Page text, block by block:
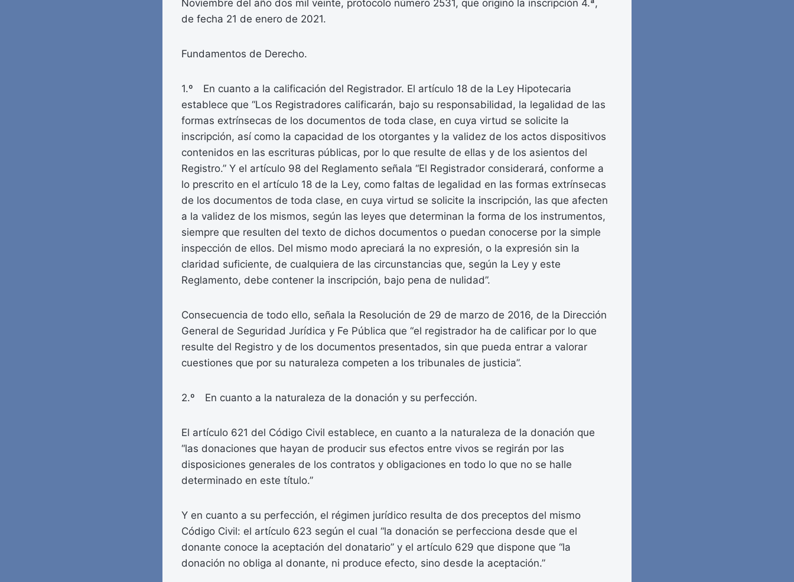
Noviembre del año dos mil veinte, protocolo número 2531, que originó la inscripción 4.ª,
de fecha 21 de enero de 2021.
Fundamentos de Derecho.
1.º En cuanto a la calificación del Registrador. El artículo 18 de la Ley Hipotecaria
establece que “Los Registradores calificarán, bajo su responsabilidad, la legalidad de las
formas extrínsecas de los documentos de toda clase, en cuya virtud se solicite la
inscripción, así como la capacidad de los otorgantes y la validez de los actos dispositivos
contenidos en las escrituras públicas, por lo que resulte de ellas y de los asientos del
Registro.” Y el artículo 98 del Reglamento señala “El Registrador considerará, conforme a
lo prescrito en el artículo 18 de la Ley, como faltas de legalidad en las formas extrínsecas
de los documentos de toda clase, en cuya virtud se solicite la inscripción, las que afecten
a la validez de los mismos, según las leyes que determinan la forma de los instrumentos,
siempre que resulten del texto de dichos documentos o puedan conocerse por la simple
inspección de ellos. Del mismo modo apreciará la no expresión, o la expresión sin la
claridad suficiente, de cualquiera de las circunstancias que, según la Ley y este
Reglamento, debe contener la inscripción, bajo pena de nulidad”.
Consecuencia de todo ello, señala la Resolución de 29 de marzo de 2016, de la Dirección
General de Seguridad Jurídica y Fe Pública que “el registrador ha de calificar por lo que
resulte del Registro y de los documentos presentados, sin que pueda entrar a valorar
cuestiones que por su naturaleza competen a los tribunales de justicia”.
2.º En cuanto a la naturaleza de la donación y su perfección.
El artículo 621 del Código Civil establece, en cuanto a la naturaleza de la donación que
“las donaciones que hayan de producir sus efectos entre vivos se regirán por las
disposiciones generales de los contratos y obligaciones en todo lo que no se halle
determinado en este título.”
Y en cuanto a su perfección, el régimen jurídico resulta de dos preceptos del mismo
Código Civil: el artículo 623 según el cual “la donación se perfecciona desde que el
donante conoce la aceptación del donatario” y el artículo 629 que dispone que “la
donación no obliga al donante, ni produce efecto, sino desde la aceptación.”